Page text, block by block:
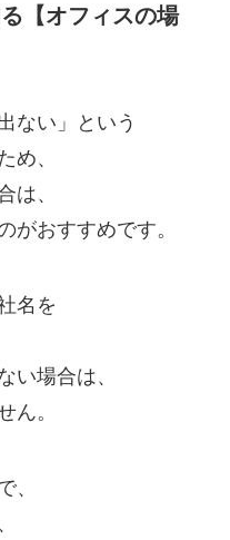
【オフィスの場
ない」という
め、
は、
がおすすめです。
名を
い場合は、
ん。
、